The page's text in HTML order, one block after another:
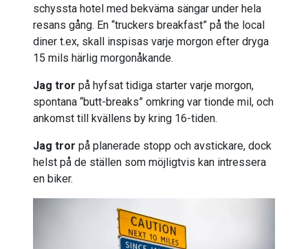
schyssta hotel med bekväma sängar under hela
resans gång. En “truckers breakfast” på the local
diner t.ex, skall inspisas varje morgon efter dryga
15 mils härlig morgonåkande.
Jag tror på hyfsat tidiga starter varje morgon,
spontana “butt-breaks” omkring var tionde mil, och
ankomst till kvällens by kring 16-tiden.
Jag tror på planerade stopp och avstickare, dock
helst på de ställen som möjligtvis kan intressera
en biker.